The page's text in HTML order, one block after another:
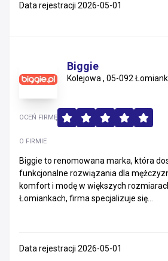
Data rejestracji 2026-05-01
Biggie
Kolejowa , 05-092
O FIRMIE
Biggie to renomowana marka, która
funkcjonalne rozwiązania dla
komfort i modę w większych
Łomiankach, firma specjalizuje się...
OCEŃ FIRMĘ
Data rejestracji 2026-05-01